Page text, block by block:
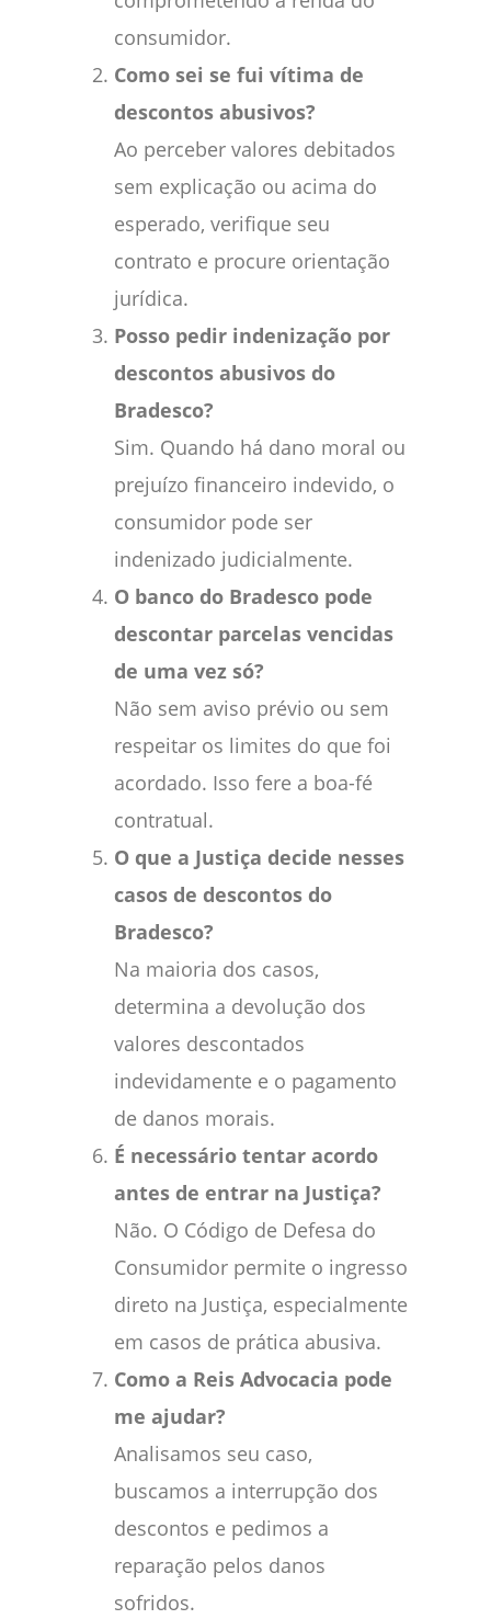
consumidor.
Como sei se fui vítima de
descontos abusivos?
Ao perceber valores debitados
sem explicação ou acima do
esperado, verifique seu
contrato e procure orientação
jurídica.
Posso pedir indenização por
descontos abusivos do
Bradesco?
Sim. Quando há dano moral ou
prejuízo financeiro indevido, o
consumidor pode ser
indenizado judicialmente.
O banco do Bradesco pode
descontar parcelas vencidas
de uma vez só?
Não sem aviso prévio ou sem
respeitar os limites do que foi
acordado. Isso fere a boa-fé
contratual.
O que a Justiça decide nesses
casos de descontos do
Bradesco?
Na maioria dos casos,
determina a devolução dos
valores descontados
indevidamente e o pagamento
de danos morais.
É necessário tentar acordo
antes de entrar na Justiça?
Não. O Código de Defesa do
Consumidor permite o ingresso
direto na Justiça, especialmente
em casos de prática abusiva.
Como a Reis Advocacia pode
me ajudar?
Analisamos seu caso,
buscamos a interrupção dos
descontos e pedimos a
reparação pelos danos
sofridos.